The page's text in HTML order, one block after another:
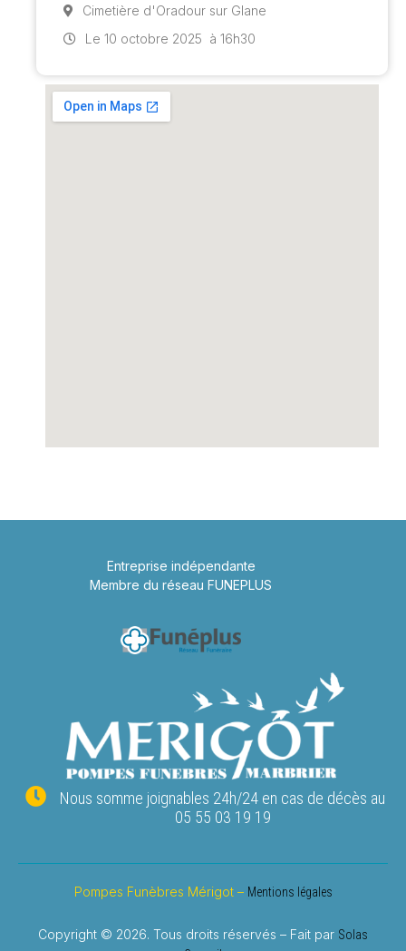
Cimetière d'Oradour sur Glane
Le 10 octobre 2025 à 16h30
Entreprise indépendante
Membre du réseau FUNEPLUS
Nous somme joignables 24h/24 en cas de décès au
05 55 03 19 19
Pompes Funèbres Mérigot – Mentions légales
Copyright © 2026. Tous droits réservés – Fait par Solas